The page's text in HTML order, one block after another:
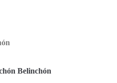
Belinchón